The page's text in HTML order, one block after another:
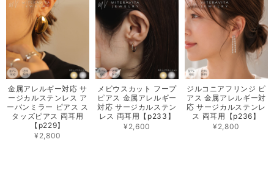
金属アレルギー対応 サ
ージカルステンレス ア
ーバンミラー ピアス ス
タッズピアス 両耳用
【p229】
¥2,800
メビウスカット フープ
ピアス 金属アレルギー
対応 サージカルステン
レス 両耳用【p233】
¥2,600
ジルコニアフリンジ ピ
アス 金属アレルギー対
応 サージカルステンレ
ス 両耳用【p236】
¥2,800